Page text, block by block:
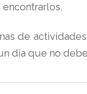
encontrarlos.
de
día que no